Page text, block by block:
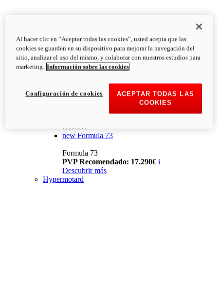
Historia
new Formula 73
Formula 73
PVP Recomendado: 17.290€ i
Descubrir más
Hypermotard
Al hacer clic en “Aceptar todas las cookies”, usted acepta que las
cookies se guarden en su dispositivo para mejorar la navegación del
sitio, analizar el uso del mismo, y colaborar con nuestros estudios para
marketing. Información sobre las cookies
ACEPTAR TODAS LAS
COOKIES
Configuración de cookies